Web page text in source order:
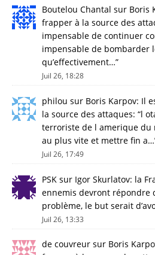
Boutelou Chantal sur Boris
frapper à la source des
impensable de continuer
impensable de bombarder
qu’effectivement…”
Juil 26, 18:28
philou sur Boris Karpov: Il
la source des attaques: “l
terroriste de l amerique
au plus vite et mettre fin a…
Juil 26, 17:49
PSK sur Igor Skurlatov: la
ennemis devront répondre
problème, le but serait
Juil 26, 13:33
de couvreur sur Boris